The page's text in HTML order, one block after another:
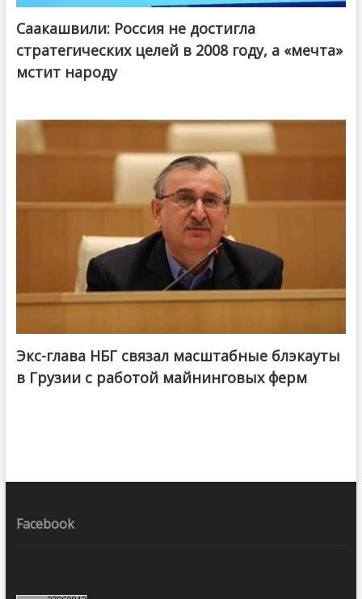
Саакашвили: Россия не достигла
стратегических целей в 2008 году, а «мечта»
мстит народу
Экс-глава НБГ связал масштабные блэкауты
в Грузии с работой майнинговых ферм
Facebook